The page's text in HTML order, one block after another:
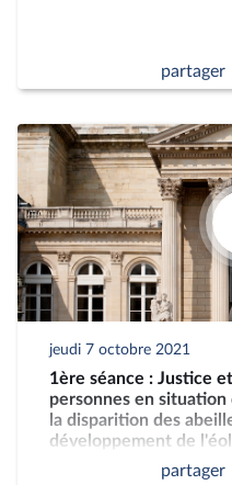
partager
jeudi 7 octobre 2021
1ère séance : Justice
personnes en
la disparition des
développement de
partager